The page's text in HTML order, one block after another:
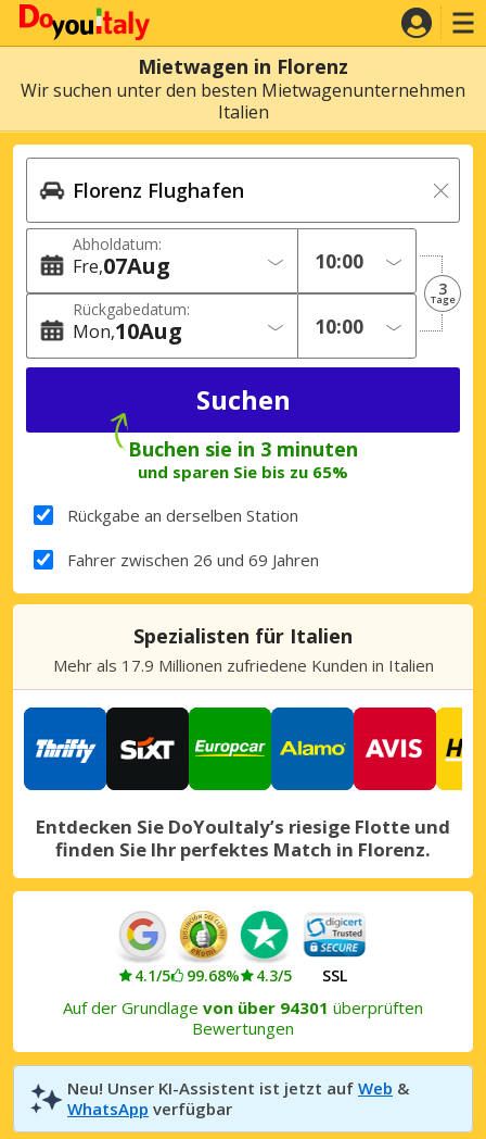
Mietwagen in Florenz
Wir suchen unter den besten Mietwagenunternehmen
Italien
Abholdatum:
Fre 07Aug
Rückgabedatum:
Mon 10Aug
3
Tage
Buchen sie in 3 minuten
und sparen Sie bis zu 65%
Rückgabe an derselben Station
Fahrer zwischen 26 und 69 Jahren
Spezialisten für Italien
Mehr als 17.9 Millionen zufriedene Kunden in Italien
Entdecken Sie DoYouItaly’s riesige Flotte und
finden Sie Ihr perfektes Match in Florenz.
4.1/5 99.68% 4.3/5 SSL
Auf der Grundlage von über 94301 überprüften
Bewertungen
Neu! Unser KI-Assistent ist jetzt auf Web &
WhatsApp verfügbar